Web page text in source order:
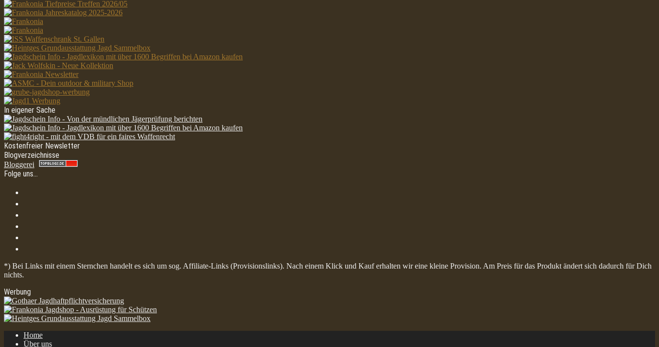
In eigener Sache
Kostenfreier Newsletter
Blogverzeichnisse
Bloggerei
Folge uns…
*) Bei Links mit einem Sternchen handelt es sich um sog. Affiliate-Links (Provisionslinks). Nach einem Klick und Kauf erhalten wir eine kleine Provision. Am Preis für das Produkt ändert sich dadurch für Dich
nichts.
Werbung
Home
Über uns